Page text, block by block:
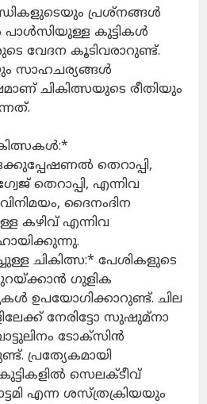
പ്രശ്നങ്ങൾ
കുട്ടികൾ
വേദന കൂടിവരാറുണ്ട്.
സാഹചര്യങ്ങൾ
ചികിത്സയുടെ രീതിയും
തെറാപ്പി,
തെറാപ്പി, എന്നിവ
ദൈനംദിന
കഴിവ് എന്നിവ
ചികിത്സ:* പേശികളുടെ
ഗുളിക
ഉപയോഗിക്കാറുണ്ട്. ചില
നേരിട്ടോ സുഷുമ്നാ
ടോക്സിൻ
പ്രത്യേകമായി
സെലക്ടീവ്
എന്ന ശസ്ത്രക്രിയയും